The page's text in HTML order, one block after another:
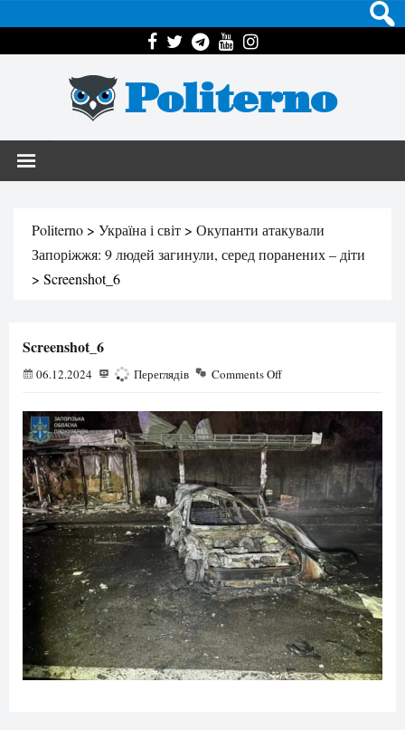
Politerno
Politerno > Україна і світ > Окупанти атакували
Запоріжжя: 9 людей загинули, серед поранених – діти
> Screenshot_6
Screenshot_6
06.12.2024 189 Переглядів Comments Off